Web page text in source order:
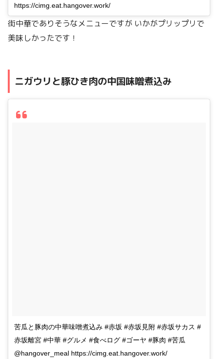
https://cimg.eat.hangover.work/
街中華でありそうなメニューですが いかがプリップリで
美味しかったです！
ニガウリと豚ひき肉の中国味噌煮込み
苦瓜と豚肉の中華味噌煮込み #赤坂 #赤坂見附 #赤坂サカス #
赤坂離宮 #中華 #グルメ #食べログ #ゴーヤ #豚肉 #苦瓜
@hangover_meal https://cimg.eat.hangover.work/